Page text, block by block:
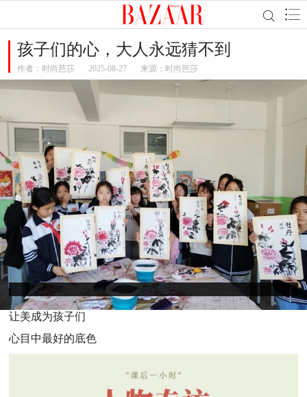
孩子们的心，大人永远猜不到
作者： 时尚芭莎 2025-08-27 来源：时尚芭莎
让美成为孩子们
心目中最好的底色